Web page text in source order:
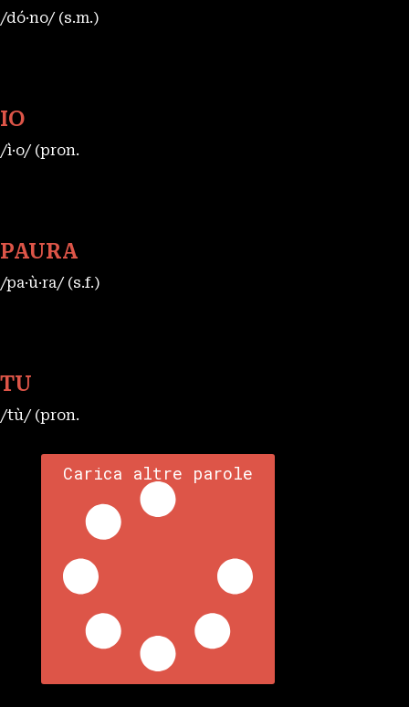
/dó·no/ (s.m.)
IO
/ì·o/ (pron.
PAURA
/pa·ù·ra/ (s.f.)
TU
/tù/ (pron.
Carica altre parole